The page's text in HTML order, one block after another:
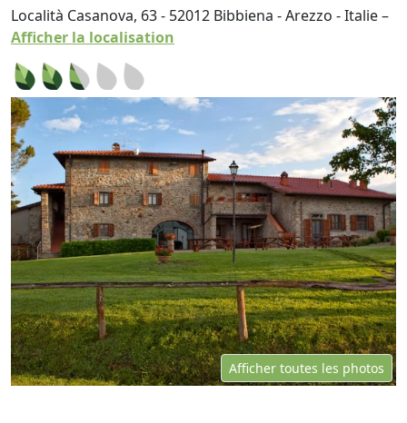
Località Casanova, 63- 52012 Bibbiena -Arezzo -Italie–
Afficher la localisation
Afficher toutes les photos